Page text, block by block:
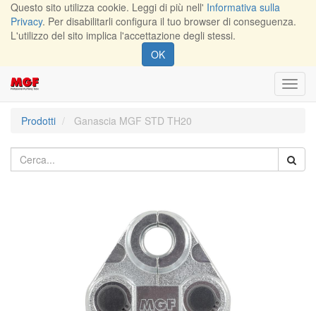
Questo sito utilizza cookie. Leggi di più nell' Informativa sulla
Privacy. Per disabilitarli configura il tuo browser di conseguenza.
L'utilizzo del sito implica l'accettazione degli stessi.
OK
Prodotti
Ganascia MGF STD TH20